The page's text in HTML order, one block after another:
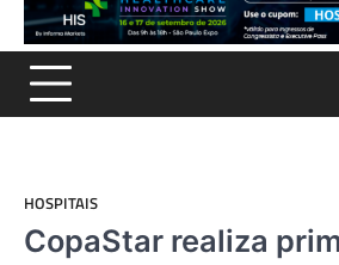
HOSPITAIS
CopaStar realiza